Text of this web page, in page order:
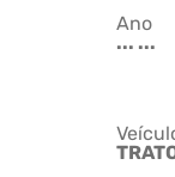
Ano
... ...